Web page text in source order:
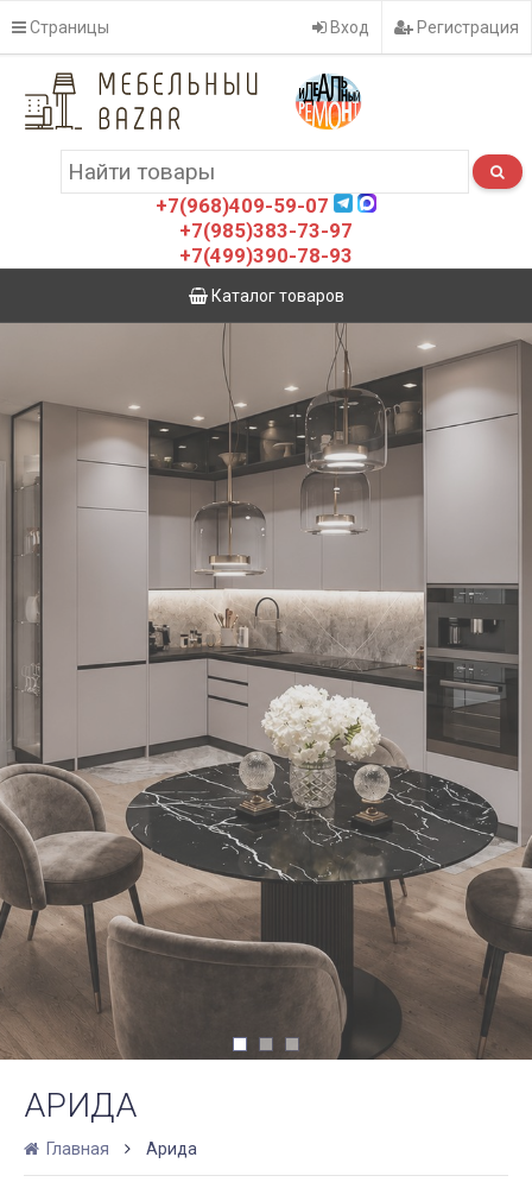
Страницы Вход Регистрация
+7(968)409-59-07
+7(985)383-73-97
+7(499)390-78-93
Каталог товаров
АРИДА
Главная Арида